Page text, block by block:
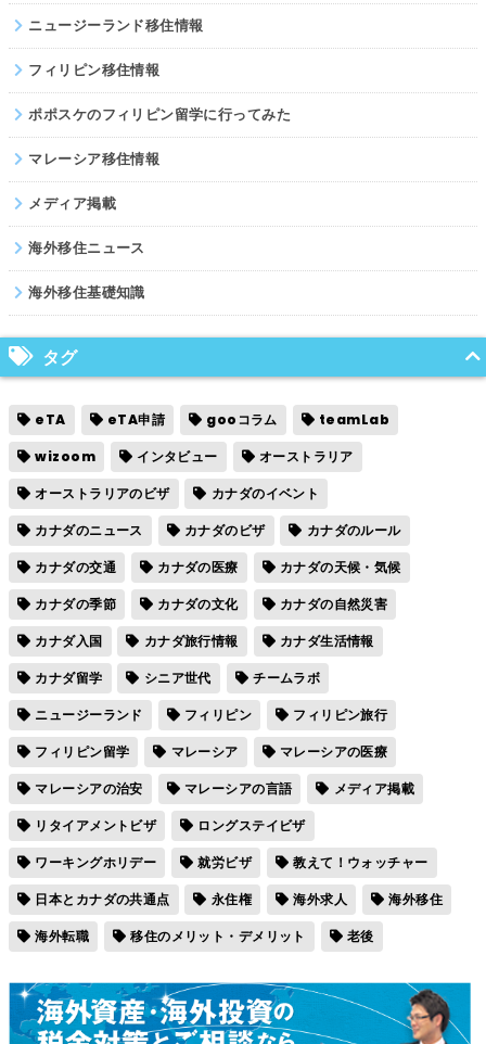
ニュージーランド移住情報
フィリピン移住情報
ポポスケのフィリピン留学に行ってみた
マレーシア移住情報
メディア掲載
海外移住ニュース
海外移住基礎知識
タグ
eTA eTA申請 gooコラム
teamLab
wizoom
インタビュー
オーストラリア
オーストラリアのビザ
カナダのイベント
カナダのニュース
カナダのビザ
カナダのルール
カナダの交通
カナダの医療
カナダの天候・気候
カナダの季節
カナダの文化
カナダの自然災害
カナダ入国
カナダ旅行情報
カナダ生活情報
カナダ留学
シニア世代
チームラボ
ニュージーランド
フィリピン
フィリピン旅行
フィリピン留学
マレーシア
マレーシアの医療
マレーシアの治安
マレーシアの言語
メディア掲載
リタイアメントビザ
ロングステイビザ
ワーキングホリデー
就労ビザ
教えて！ウォッチャー
日本とカナダの共通点
永住権 海外求人
海外移住
海外転職
移住のメリット・デメリット 老後